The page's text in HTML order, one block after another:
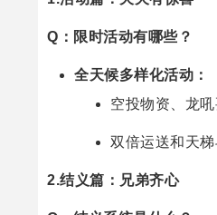
Q：限时活动有哪些？
全天候多样化活动：
空投物资、龙
双倍运送和天梯
2.结义篇：兄弟齐心